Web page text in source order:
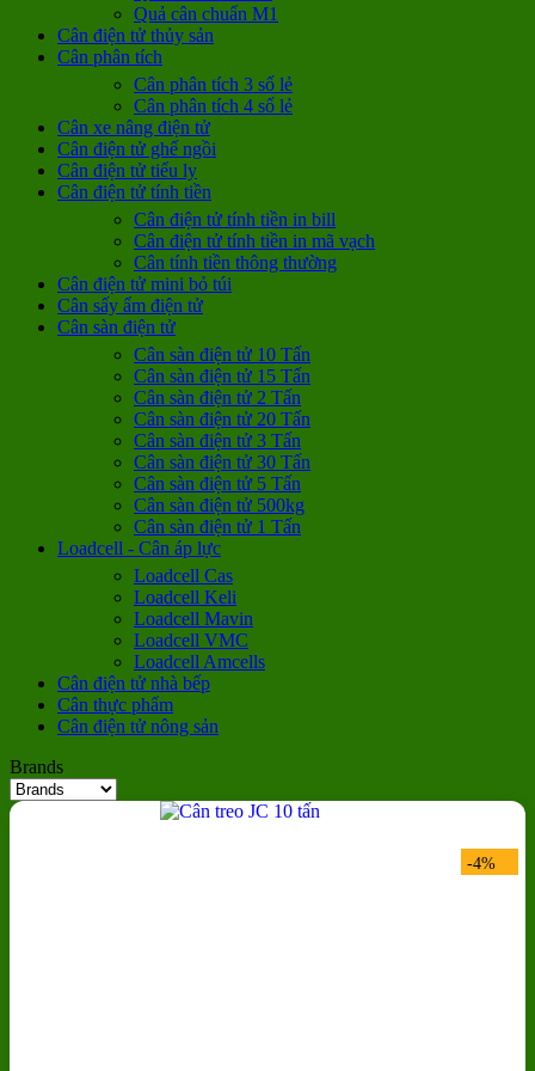
Quả cân chuẩn M1
Cân điện tử thủy sản
Cân phân tích
Cân phân tích 3 số lẻ
Cân phân tích 4 số lẻ
Cân xe nâng điện tử
Cân điện tử ghế ngồi
Cân điện tử tiểu ly
Cân điện tử tính tiền
Cân điện tử tính tiền in bill
Cân điện tử tính tiền in mã vạch
Cân tính tiền thông thường
Cân điện tử mini bỏ túi
Cân sấy ẩm điện tử
Cân sàn điện tử
Cân sàn điện tử 10 Tấn
Cân sàn điện tử 15 Tấn
Cân sàn điện tử 2 Tấn
Cân sàn điện tử 20 Tấn
Cân sàn điện tử 3 Tấn
Cân sàn điện tử 30 Tấn
Cân sàn điện tử 5 Tấn
Cân sàn điện tử 500kg
Cân sàn điện tử 1 Tấn
Loadcell - Cân áp lực
Loadcell Cas
Loadcell Keli
Loadcell Mavin
Loadcell VMC
Loadcell Amcells
Cân điện tử nhà bếp
Cân thực phẩm
Cân điện tử nông sản
Brands
-4%